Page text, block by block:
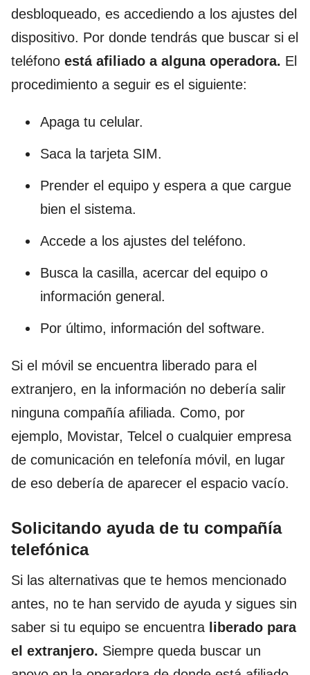
desbloqueado, es accediendo a los ajustes del
dispositivo. Por donde tendrás que buscar si el
teléfono está afiliado a alguna operadora. El
procedimiento a seguir es el siguiente:
Apaga tu celular.
Saca la tarjeta SIM.
Prender el equipo y espera a que cargue
bien el sistema.
Accede a los ajustes del teléfono.
Busca la casilla, acercar del equipo o
información general.
Por último, información del software.
Si el móvil se encuentra liberado para el
extranjero, en la información no debería salir
ninguna compañía afiliada. Como, por
ejemplo, Movistar, Telcel o cualquier empresa
de comunicación en telefonía móvil, en lugar
de eso debería de aparecer el espacio vacío.
Solicitando ayuda de tu compañía
telefónica
Si las alternativas que te hemos mencionado
antes, no te han servido de ayuda y sigues sin
saber si tu equipo se encuentra liberado para
el extranjero. Siempre queda buscar un